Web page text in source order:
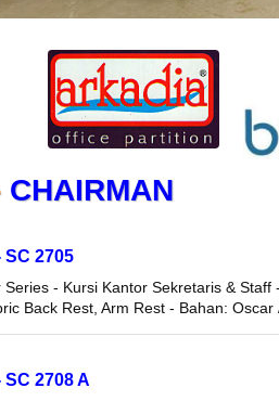
CHAIRMAN
2705
- Kursi Kantor Sekretaris &
Back Rest, Arm Rest - Bahan: Oscar
2708 A